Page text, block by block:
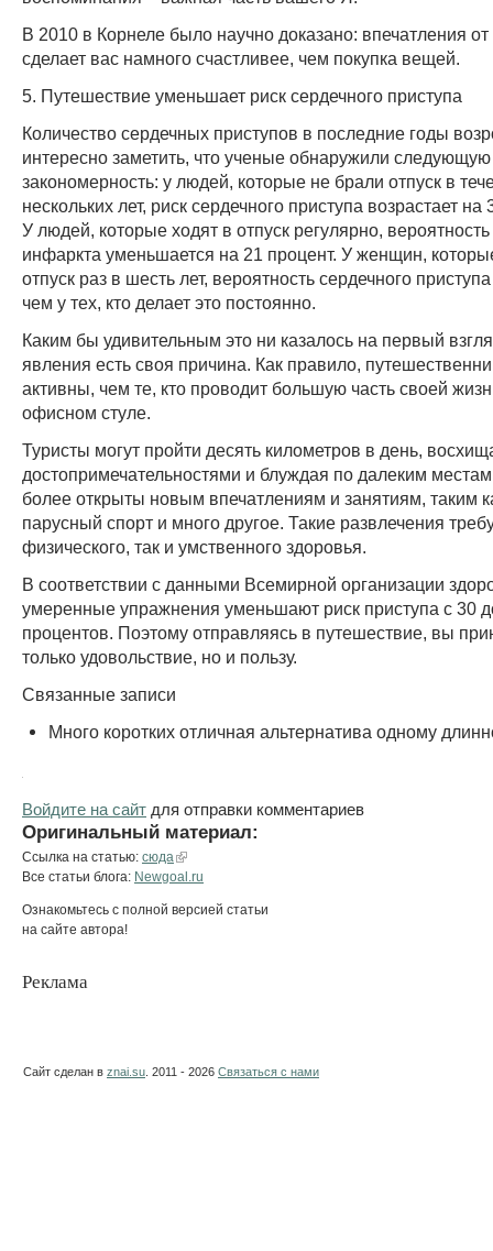
В 2010 в Корнеле было научно доказано: впечатления
сделает вас намного счастливее, чем покупка вещей.
5. Путешествие уменьшает риск сердечного приступа
Количество сердечных приступов в последние годы
интересно заметить, что ученые обнаружили следующую
закономерность: у людей, которые не брали отпуск в
нескольких лет, риск сердечного приступа возрастает на
У людей, которые ходят в отпуск регулярно,
инфаркта уменьшается на 21 процент. У женщин,
отпуск раз в шесть лет, вероятность сердечного
чем у тех, кто делает это постоянно.
Каким бы удивительным это ни казалось на первый
явления есть своя причина. Как правило,
активны, чем те, кто проводит большую часть своей
офисном стуле.
Туристы могут пройти десять километров в день,
достопримечательностями и блуждая по далеким
более открыты новым впечатлениям и занятиям, таким
парусный спорт и много другое. Такие развлечения
физического, так и умственного здоровья.
В соответствии с данными Всемирной организации
умеренные упражнения уменьшают риск приступа с 30
процентов. Поэтому отправляясь в путешествие, вы
только удовольствие, но и пользу.
Связанные записи
Много коротких отличная альтернатива одному
Войдите на сайт для отправки комментариев
Оригинальный материал:
Ссылка на статью: сюда
Все статьи блога: Newgoal.ru
Ознакомьтесь с полной версией статьи
на сайте автора!
Реклама
Сайт сделан в znai.su . 2011 - 2026 Связаться с нами